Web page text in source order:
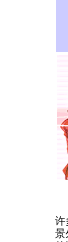
许
景